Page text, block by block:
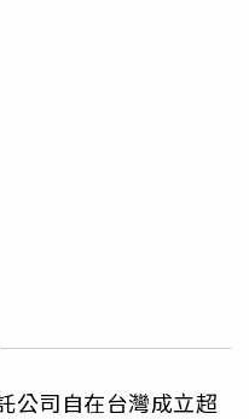
公司自在台灣成立超